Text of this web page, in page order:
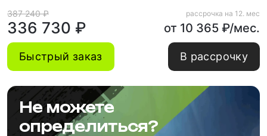
387 240 ₽
336 730 ₽
рассрочка на 12. мес
от 10 365 ₽/мес.
Быстрый заказ В рассрочку
Не можете
определиться?